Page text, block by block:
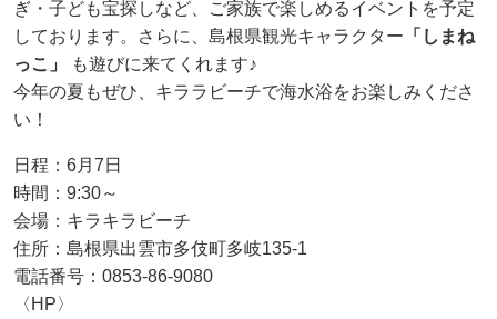
ぎ・子ども宝探しなど、ご家族で楽しめるイベントを予定
しております。さらに、島根県観光キャラクター 「しまね
っこ」
も遊びに来てくれます♪
今年の夏もぜひ、キララビーチで海水浴をお楽しみくださ
い！
日程：6月7日
時間：9:30～
会場：キラキラビーチ
住所：島根県出雲市多伎町多岐135-1
電話番号：0853-86-9080
〈HP〉